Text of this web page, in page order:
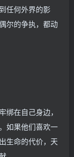
任何外界的影
尔的争执，都动
在自己身边，
如果他们喜欢一
生命的代价，天